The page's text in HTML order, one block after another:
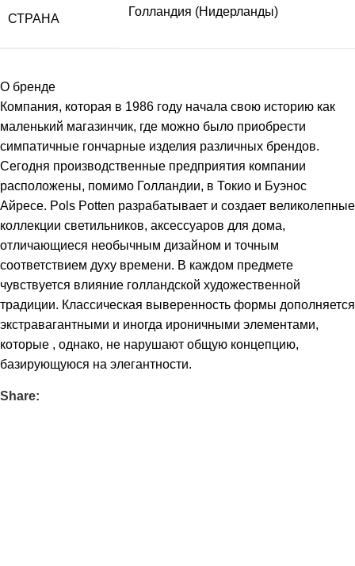
СТРАНА
Голландия (Нидерланды)
О бренде
Компания, которая в 1986 году начала свою историю как
маленький магазинчик, где можно было приобрести
симпатичные гончарные изделия различных брендов.
Сегодня производственные предприятия компании
расположены, помимо Голландии, в Токио и Буэнос
Айресе. Pols Potten разрабатывает и создает великолепные
коллекции светильников, аксессуаров для дома,
отличающиеся необычным дизайном и точным
соответствием духу времени. В каждом предмете
чувствуется влияние голландской художественной
традиции. Классическая выверенность формы дополняется
экстравагантными и иногда ироничными элементами,
которые , однако, не нарушают общую концепцию,
базирующуюся на элегантности.
Share: